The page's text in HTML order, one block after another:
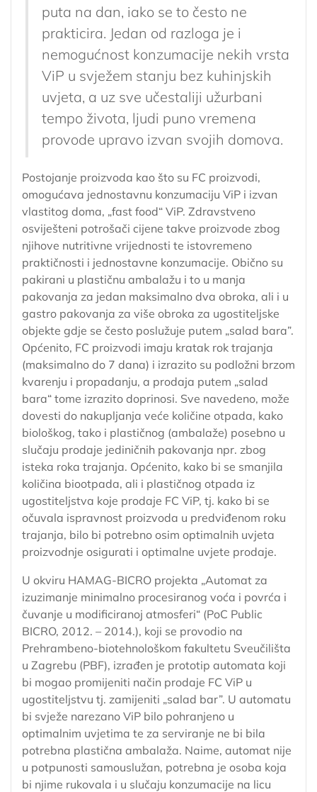
puta na dan, iako se to često ne
prakticira. Jedan od razloga je i
nemogućnost konzumacije nekih vrsta
ViP u svježem stanju bez kuhinjskih
uvjeta, a uz sve učestaliji užurbani
tempo života, ljudi puno vremena
provode upravo izvan svojih domova.
Postojanje proizvoda kao što su FC proizvodi,
omogućava jednostavnu konzumaciju ViP i izvan
vlastitog doma, „fast food“ ViP. Zdravstveno
osviješteni potrošači cijene takve proizvode zbog
njihove nutritivne vrijednosti te istovremeno
praktičnosti i jednostavne konzumacije. Obično su
pakirani u plastičnu ambalažu i to u manja
pakovanja za jedan maksimalno dva obroka, ali i u
gastro pakovanja za više obroka za ugostiteljske
objekte gdje se često poslužuje putem „salad bara”.
Općenito, FC proizvodi imaju kratak rok trajanja
(maksimalno do 7 dana) i izrazito su podložni brzom
kvarenju i propadanju, a prodaja putem „salad
bara“ tome izrazito doprinosi. Sve navedeno, može
dovesti do nakupljanja veće količine otpada, kako
biološkog, tako i plastičnog (ambalaže) posebno u
slučaju prodaje jediničnih pakovanja npr. zbog
isteka roka trajanja. Općenito, kako bi se smanjila
količina biootpada, ali i plastičnog otpada iz
ugostiteljstva koje prodaje FC ViP, tj. kako bi se
očuvala ispravnost proizvoda u predviđenom roku
trajanja, bilo bi potrebno osim optimalnih uvjeta
proizvodnje osigurati i optimalne uvjete prodaje.
U okviru HAMAG-BICRO projekta „Automat za
izuzimanje minimalno procesiranog voća i povrća i
čuvanje u modificiranoj atmosferi“ (PoC Public
BICRO, 2012. – 2014.), koji se provodio na
Prehrambeno-biotehnološkom fakultetu Sveučilišta
u Zagrebu (PBF), izrađen je prototip automata koji
bi mogao promijeniti način prodaje FC ViP u
ugostiteljstvu tj. zamijeniti „salad bar”. U automatu
bi svježe narezano ViP bilo pohranjeno u
optimalnim uvjetima te za serviranje ne bi bila
potrebna plastična ambalaža. Naime, automat nije
u potpunosti samouslužan, potrebna je osoba koja
bi njime rukovala i u slučaju konzumacije na licu